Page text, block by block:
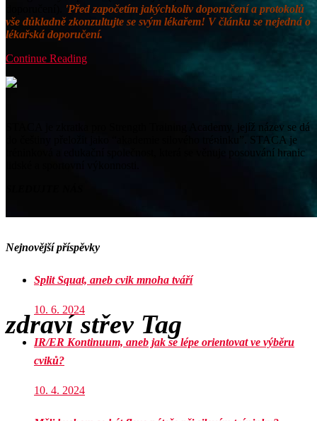
zdraví střev Tag
'Před započetím jakýchkoliv doporučení a protokolů
vše důkladně zkonzultujte se svým lékařem! V článku se nejedná o
lékařská doporučení.
Continue Reading
STACA je zkratka pro Strength Training Academy, jejíž název se dá
do češtiny přeložit jako “akademie silového tréninku”. STACA je
tréninková a edukační společnost, která se věnuje posouvání hranic
Nejnovější příspěvky
Split Squat, aneb cvik mnoha tváří
10. 6. 2024
IR/ER Kontinuum, aneb jak se lépe orientovat ve výběru
cviků?
10. 4. 2024